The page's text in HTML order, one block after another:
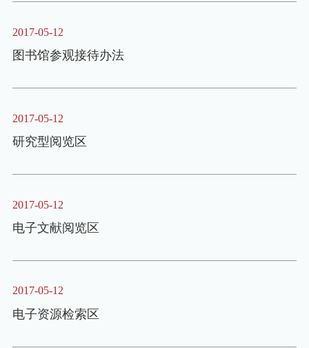
2017-05-12
图书馆参观接待办法
2017-05-12
研究型阅览区
2017-05-12
电子文献阅览区
2017-05-12
电子资源检索区